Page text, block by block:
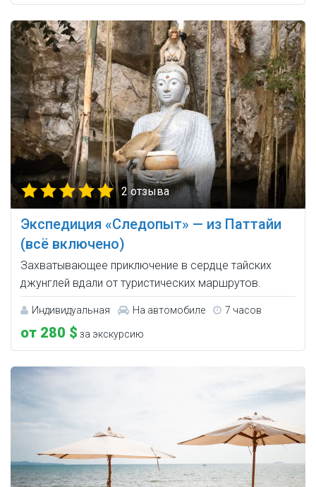
2 отзыва
Экспедиция «Следопыт» — из Паттайи
(всё включено)
Захватывающее приключение в сердце тайских
джунглей вдали от туристических маршрутов.
Индивидуальная На автомобиле 7 часов
от 280 $ за экскурсию